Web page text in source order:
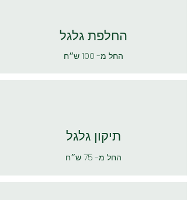
החלפת גלגל
החל מ- 100 ש״ח
תיקון גלגל
החל מ- 75 ש״ח